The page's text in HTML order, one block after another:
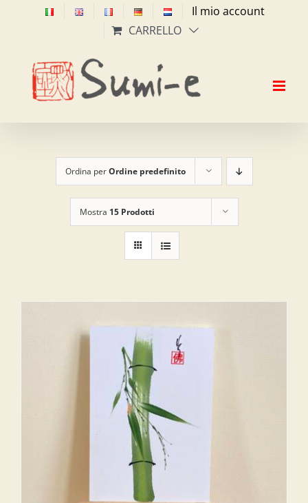
Il mio account
CARRELLO
Ordina perOrdine predefinito
Mostra 15 Prodotti